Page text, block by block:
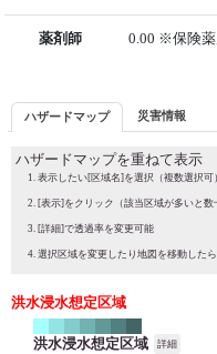
薬剤師 0.00 ※保険
ハザードマップ 災害情報
ハザードマップを重ねて表示
表示したい[区域名]を選択（複数選択可
[表示]をクリック（該当区域が多いと数
[詳細]で透過率を変更可能
選択区域を変更したり地図を移動した
洪水浸水想定区域
洪水浸水想定区域 詳細